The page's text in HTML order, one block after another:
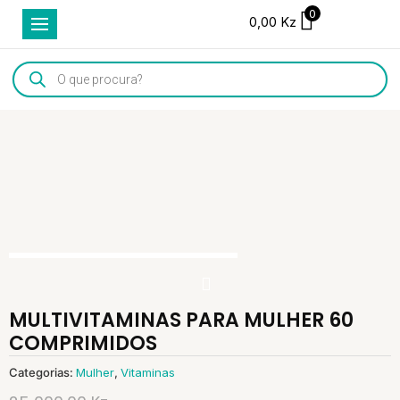
0,00 Kz
0
Products
search
MULTIVITAMINAS PARA MULHER 60
COMPRIMIDOS
Categorias: Mulher, Vitaminas